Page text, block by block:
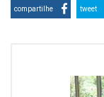
compartilhe tweet